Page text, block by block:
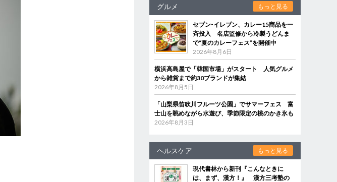
グルメ もっと見る
セブン‐イレブン、カレー15商品を一
斉投入 名店監修から冷製うどんま
で“夏のカレーフェス”を開催中
2026年8月6日
横浜高島屋で「韓国市場」がスタート 人気グルメ
から雑貨まで約30ブランドが集結
2026年8月5日
「山梨県笛吹川フルーツ公園」でサマーフェス 富
士山を眺めながら水遊び、季節限定の桃のかき氷も
2026年8月3日
ヘルスケア もっと見る
現代書林から新刊『こんなときに
は、まず、漢方！』 漢方三考塾の